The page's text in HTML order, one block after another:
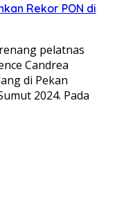
Rekor PON di
pelatnas
Candrea
di Pekan
2024. Pada